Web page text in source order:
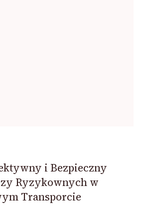
i Bezpieczny
Ryzykownych w
Transporcie